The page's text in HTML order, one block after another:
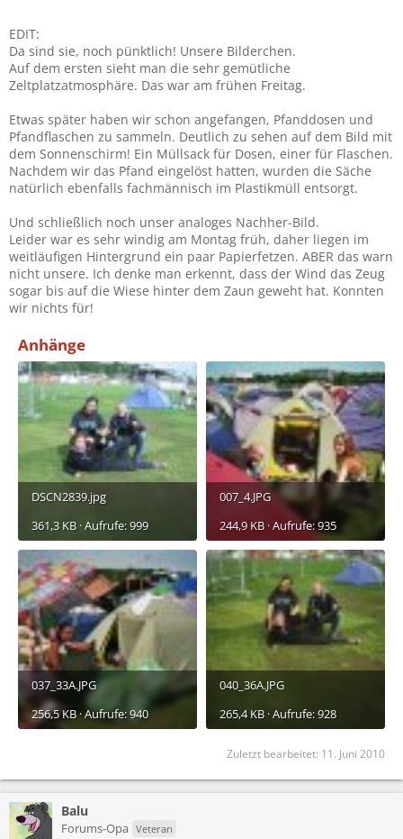
EDIT:
Da sind sie, noch pünktlich! Unsere Bilderchen.
Auf dem ersten sieht man die sehr gemütliche
Zeltplatzatmosphäre. Das war am frühen Freitag.
Etwas später haben wir schon angefangen, Pfanddosen und
Pfandflaschen zu sammeln. Deutlich zu sehen auf dem Bild mit
dem Sonnenschirm! Ein Müllsack für Dosen, einer für Flaschen.
Nachdem wir das Pfand eingelöst hatten, wurden die Säche
natürlich ebenfalls fachmännisch im Plastikmüll entsorgt.
Und schließlich noch unser analoges Nachher-Bild.
Leider war es sehr windig am Montag früh, daher liegen im
weitläufigen Hintergrund ein paar Papierfetzen. ABER das warn
nicht unsere. Ich denke man erkennt, dass der Wind das Zeug
sogar bis auf die Wiese hinter dem Zaun geweht hat. Konnten
wir nichts für!
Anhänge
DSCN2839.jpg
361,3 KB · Aufrufe: 999
007_4.JPG
244,9 KB · Aufrufe: 935
037_33A.JPG
256,5 KB · Aufrufe: 940
040_36A.JPG
265,4 KB · Aufrufe: 928
Zuletzt bearbeitet: 11. Juni 2010
Balu
Forums-Opa Veteran